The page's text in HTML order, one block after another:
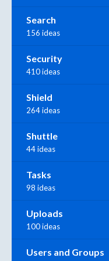
Search
156 ideas
Security
410 ideas
Shield
264 ideas
Shuttle
44 ideas
Tasks
98 ideas
Uploads
100 ideas
Users and Groups